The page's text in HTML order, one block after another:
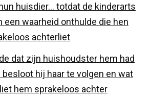
huisdier… totdat de kinderarts
een waarheid onthulde die hen
achterliet
dat zijn huishoudster hem had
besloot hij haar te volgen en wat
hem sprakeloos achter